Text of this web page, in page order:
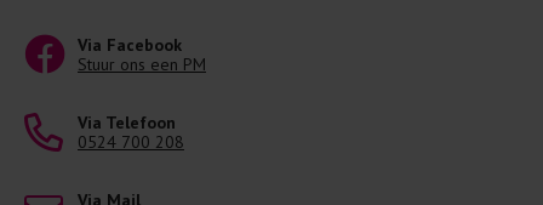
Via Facebook
Stuur ons een PM
Via Telefoon
0524 700 208
Via Mail